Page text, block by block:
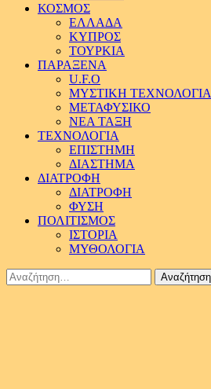
ΚΟΣΜΟΣ
ΕΛΛΑΔΑ
ΚΥΠΡΟΣ
ΤΟΥΡΚΙΑ
ΠΑΡΑΞΕΝΑ
U.F.O
ΜΥΣΤΙΚΗ ΤΕΧΝΟΛΟΓΙΑ
ΜΕΤΑΦΥΣΙΚΟ
ΝΕΑ ΤΑΞΗ
ΤΕΧΝΟΛΟΓΙΑ
ΕΠΙΣΤΗΜΗ
ΔΙΑΣΤΗΜΑ
ΔΙΑΤΡΟΦΗ
ΔΙΑΤΡΟΦΗ
ΦΥΣΗ
ΠΟΛΙΤΙΣΜΟΣ
ΙΣΤΟΡΙΑ
ΜΥΘΟΛΟΓΙΑ
Αναζήτηση
για: